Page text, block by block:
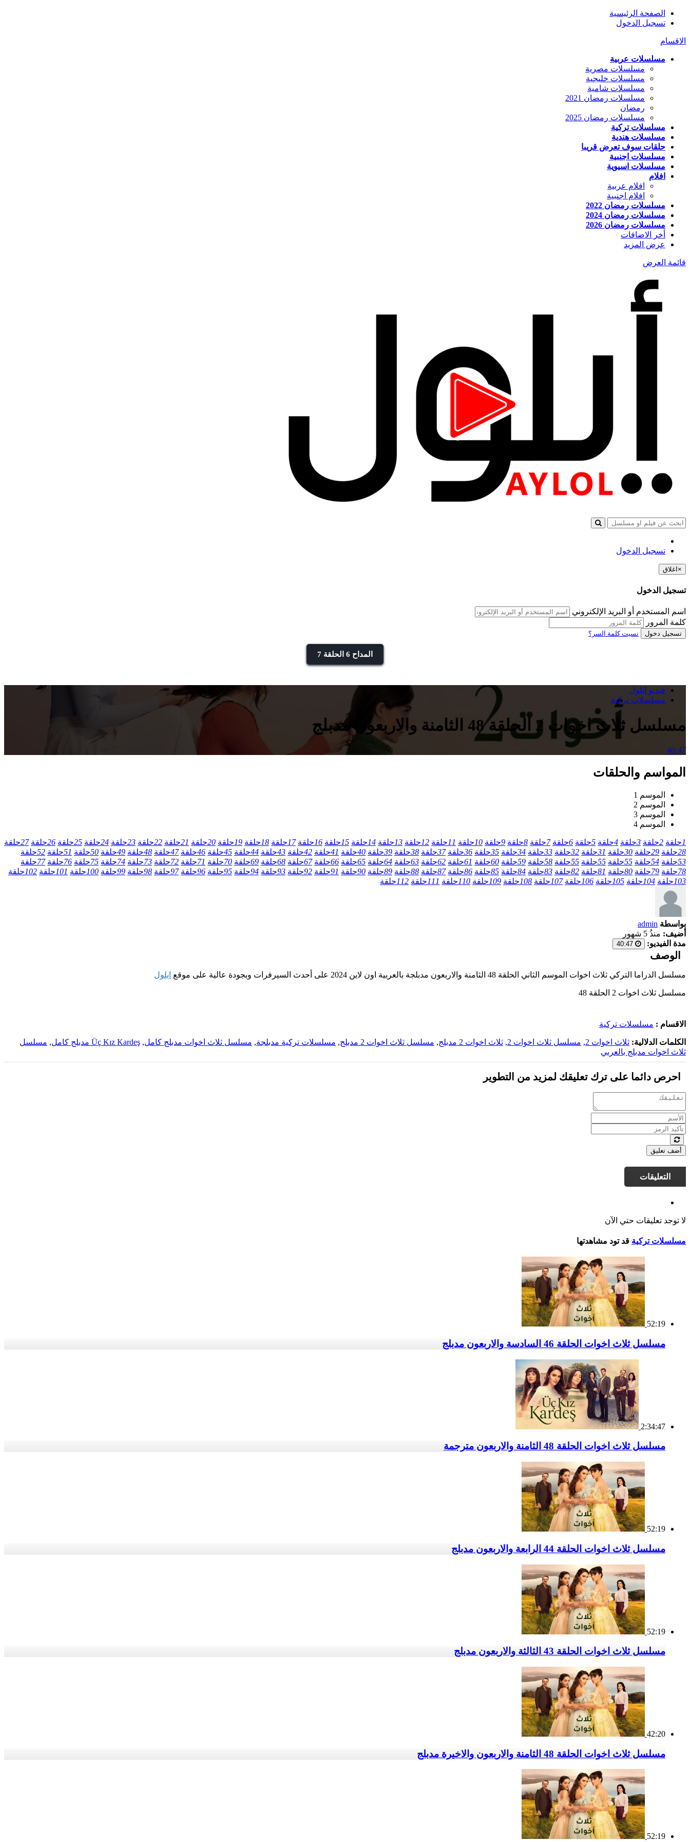
الصفحة الرئيسية
تسجيل الدخول
الاقسام
مسلسلات عربية
مسلسلات مصرية
مسلسلات خليجية
مسلسلات شامية
مسلسلات رمضان 2021
رمضان
مسلسلات رمضان 2025
مسلسلات تركية
مسلسلات هندية
حلقات سوف تعرض قريبا
مسلسلات اجنبية
مسلسلات اسيوية
افلام
افلام عربية
افلام اجنبية
مسلسلات رمضان 2022
مسلسلات رمضان 2024
مسلسلات رمضان 2026
أخر الاضافات
عرض المزيد
قائمة العرض
تسجيل الدخول
× اغلاق
تسجيل الدخول
اسم المستخدم أو البريد الإلكتروني
كلمة المرور
تسجيل دخول نسيت كلمة السر؟
المداح 6 الحلقة 7
فيديو ايلول
مسلسلات تركية
مسلسل ثلاث اخوات 2 الحلقة 48 الثامنة والاربعون مدبلج
40:47
المواسم والحلقات
الموسم 1
الموسم 2
الموسم 3
الموسم 4
1حلقة 2حلقة 3حلقة 4حلقة 5حلقة 6حلقة 7حلقة 8حلقة 9حلقة 10حلقة 11حلقة 12حلقة 13حلقة 14حلقة 15حلقة 16حلقة 17حلقة 18حلقة 19حلقة 20حلقة 21حلقة 22حلقة 23حلقة 24حلقة 25حلقة 26حلقة 27حلقة
28حلقة 29حلقة 30حلقة 31حلقة 32حلقة 33حلقة 34حلقة 35حلقة 36حلقة 37حلقة 38حلقة 39حلقة 40حلقة 41حلقة 42حلقة 43حلقة 44حلقة 45حلقة 46حلقة 47حلقة 48حلقة 49حلقة 50حلقة 51حلقة 52حلقة
53حلقة 54حلقة 55حلقة 55حلقة 55حلقة 58حلقة 59حلقة 60حلقة 61حلقة 62حلقة 63حلقة 64حلقة 65حلقة 66حلقة 67حلقة 68حلقة 69حلقة 70حلقة 71حلقة 72حلقة 73حلقة 74حلقة 75حلقة 76حلقة 77حلقة
78حلقة 79حلقة 80حلقة 81حلقة 82حلقة 83حلقة 84حلقة 85حلقة 86حلقة 87حلقة 88حلقة 89حلقة 90حلقة 91حلقة 92حلقة 93حلقة 94حلقة 95حلقة 96حلقة 97حلقة 98حلقة 99حلقة 100حلقة 101حلقة 102حلقة
103حلقة 104حلقة 105حلقة 106حلقة 107حلقة 108حلقة 109حلقة 110حلقة 111حلقة 112حلقة
بواسطة admin
أضيف: منذُ 5 شهور
مدة الفيديو:
الوصف
مسلسل الدراما التركي ثلاث اخوات الموسم الثاني الحلقة 48 الثامنة والاربعون مدبلجة بالعربية اون لاين 2024 على أحدث السيرفرات وبجودة عالية على موقع ايلول
مسلسل ثلاث اخوات 2 الحلقة 48
الاقسام : مسلسلات تركية
الكلمات الدلالية: ثلاث اخوات 2 , مسلسل ثلاث اخوات 2 , ثلاث اخوات 2 مدبلج , مسلسل ثلاث اخوات 2 مدبلج , مسلسلات تركية مدبلجة, مسلسل ثلاث اخوات مدبلج كامل, Üç Kız Kardeş مدبلج كامل , مسلسل
ثلاث اخوات مدبلج بالعربي
احرص دائما على ترك تعليقك لمزيد من التطوير
أضف تعليق
التعليقات
لا توجد تعليقات حتي الآن
مسلسلات تركية قد تود مشاهدتها
52:19
مسلسل ثلاث اخوات الحلقة 46 السادسة والاربعون مدبلج
2:34:47
مسلسل ثلاث اخوات الحلقة 48 الثامنة والاربعون مترجمة
52:19
مسلسل ثلاث اخوات الحلقة 44 الرابعة والاربعون مدبلج
52:19
مسلسل ثلاث اخوات الحلقة 43 الثالثة والاربعون مدبلج
42:20
مسلسل ثلاث اخوات الحلقة 48 الثامنة والاربعون والاخيرة مدبلج
52:19